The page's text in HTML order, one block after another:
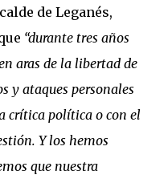
de Leganés,
“durante tres años
aras de la libertad de
y ataques personales
crítica política o con el
Y los hemos
que nuestra